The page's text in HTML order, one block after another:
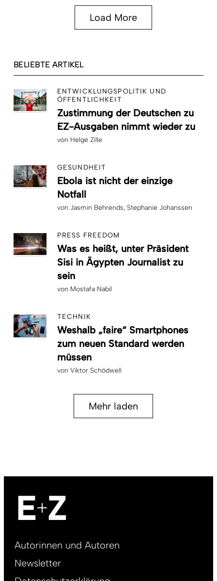
Load More
BELIEBTE ARTIKEL
ENTWICKLUNGSPOLITIK UND
ÖFFENTLICHKEIT
Zustimmung der Deutschen zu
EZ-Ausgaben nimmt wieder zu
von Helge Zille
GESUNDHEIT
Ebola ist nicht der einzige
Notfall
von Jasmin Behrends Stephanie Johanssen
PRESS FREEDOM
Was es heißt, unter Präsident
Sisi in Ägypten Journalist zu
sein
von Mostafa Nabil
TECHNIK
Weshalb „faire“ Smartphones
zum neuen Standard werden
müssen
von Viktor Schödwell
Mehr laden
Footer
DE
Autorinnen und Autoren
Newsletter